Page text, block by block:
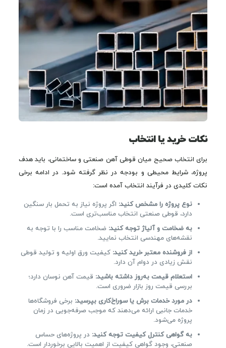
نکات خرید یا انتخاب
برای انتخاب صحیح میان قوطی آهن صنعتی و ساختمانی، باید هدف
پروژه، شرایط محیطی و بودجه در نظر گرفته شود. در ادامه برخی
نکات کلیدی در فرآیند انتخاب آمده است:
نوع پروژه را مشخص کنید: اگر پروژه نیاز به تحمل بار سنگین
دارد، قوطی صنعتی انتخاب مناسب‌تری است.
به ضخامت و آلیاژ توجه کنید: ضخامت مناسب را با توجه به
نقشه‌های مهندسی انتخاب نمایید.
از فروشنده معتبر خرید کنید: کیفیت ورق اولیه و تولید قوطی
نقش زیادی در دوام آن دارد.
استعلام قیمت به‌روز داشته باشید: قیمت آهن نوسان دارد؛
بررسی قیمت روز بازار ضروری است.
در مورد خدمات برش یا سوراخ‌کاری بپرسید: برخی فروشگاه‌ها
خدمات جانبی ارائه می‌دهند که موجب صرفه‌جویی در زمان
پروژه می‌شود.
به گواهی کنترل کیفیت توجه کنید: در پروژه‌های حساس
صنعتی، وجود گواهی کیفیت از اهمیت بالایی برخوردار است.